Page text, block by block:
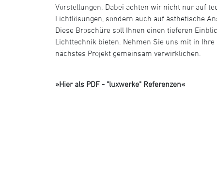
Vorstellungen. Dabei achten wir nicht nur auf
Lichtlösungen, sondern auch auf ästhetische
Diese Broschüre soll Ihnen einen tieferen
Lichttechnik bieten. Nehmen Sie uns mit in
nächstes Projekt gemeinsam verwirklichen.
»Hier als PDF - "luxwerke" Referenzen«